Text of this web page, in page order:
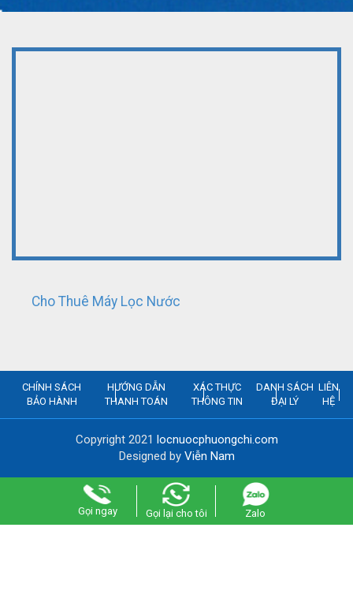
Cho Thuê Máy Lọc Nước
CHÍNH SÁCH
BẢO HÀNH
HƯỚNG DẪN
THANH TOÁN
XÁC THỰC
THÔNG TIN
DANH SÁCH
ĐẠI LÝ
LIÊN
HỆ
Copyright 2021 locnuocphuongchi.com
Designed by Viễn Nam
Gọi ngay Gọi lại cho tôi Zalo